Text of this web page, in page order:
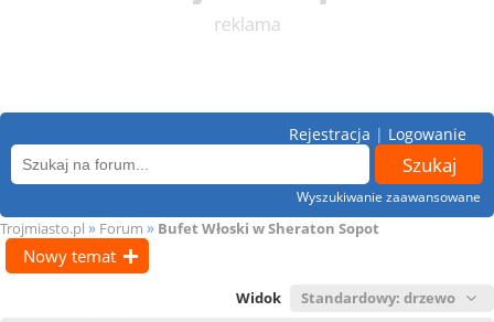
Wyszukiwanie zaawansowane
Rejestracja | Logowanie
Trojmiasto.pl » Forum » Bufet Włoski w Sheraton Sopot
Nowy temat
Widok